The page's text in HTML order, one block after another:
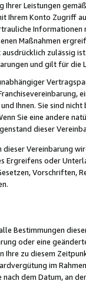
Ihrer Leistungen
Ihrem Konto
Maßnahmen
zulässig
und gilt für die
Ihnen. Sie sind
Sie eine andere
dieser
Vereinbarung
Ergreifens oder
Vorschriften,
Bestimmungen
oder eine
Ihre zu diesem
im
dem Datum, an